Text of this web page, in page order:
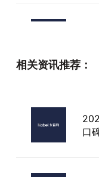
相关资讯推荐：
口